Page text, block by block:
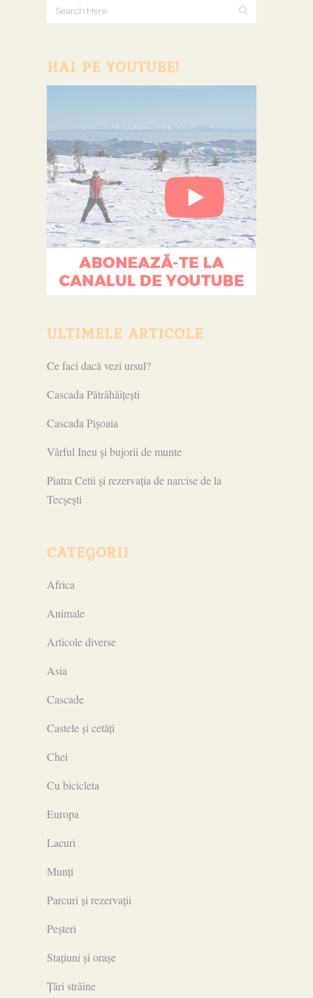
HAI PE YOUTUBE!
ULTIMELE ARTICOLE
Ce faci dacă vezi ursul?
Cascada Pătrăhăițești
Cascada Pișoaia
Vârful Ineu și bujorii de munte
Piatra Cetii și rezervația de narcise de la
Tecșești
CATEGORII
Africa
Animale
Articole diverse
Asia
Cascade
Castele și cetăți
Chei
Cu bicicleta
Europa
Lacuri
Munți
Parcuri și rezervații
Peșteri
Stațiuni și orașe
Țări străine